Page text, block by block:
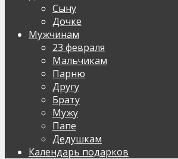
Сыну
Дочке
Мужчинам
23 февраля
Мальчикам
Парню
Другу
Брату
Мужу
Папе
Дедушкам
Календарь подарков